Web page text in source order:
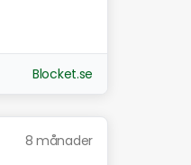
Blocket.se
8 månader